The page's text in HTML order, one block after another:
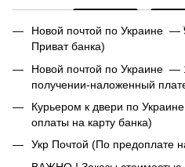
Новой почтой по Украине —
Приват банка)
Новой почтой по Украине —
получении-наложенный
Курьером к двери по
оплаты на карту банка)
Укр Почтой (По предоплате